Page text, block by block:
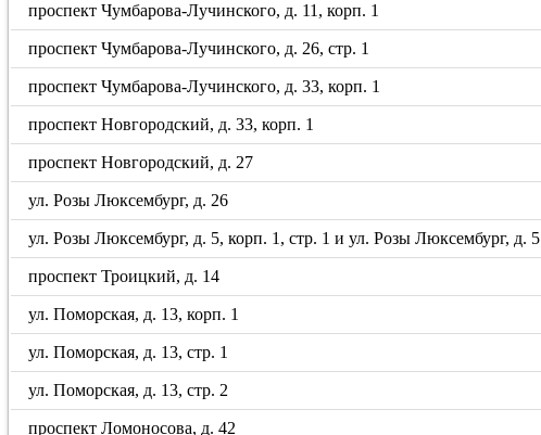
проспект Чумбарова-Лучинского, д. 11, корп. 1
проспект Чумбарова-Лучинского, д. 26, стр. 1
проспект Чумбарова-Лучинского, д. 33, корп. 1
проспект Новгородский, д. 33, корп. 1
проспект Новгородский, д. 27
ул. Розы Люксембург, д. 26
ул. Розы Люксембург, д. 5, корп. 1, стр. 1 и ул. Розы Люксембург, д. 5
проспект Троицкий, д. 14
ул. Поморская, д. 13, корп. 1
ул. Поморская, д. 13, стр. 1
ул. Поморская, д. 13, стр. 2
проспект Ломоносова, д. 42